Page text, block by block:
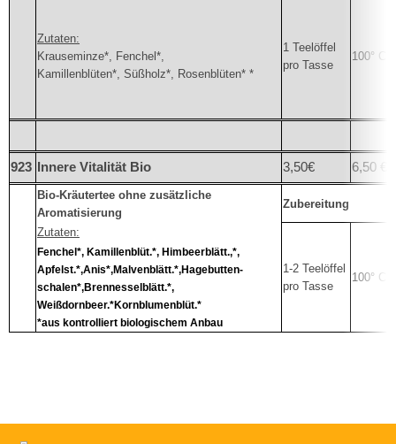
Zutaten:
Krauseminze*, Fenchel*,
Kamillenblüten*, Süßholz*, Rosenblüten* *
1 Teelöffel
pro Tasse
100° C
923 Innere Vitalität Bio 3,50€ 6,50 €
Bio-Kräutertee ohne zusätzliche
Aromatisierung
Zubereitung
Zutaten:
1-2 Teelöffel
pro Tasse
100° C
Fenchel*, Kamillenblüt.*, Himbeerblätt.,*,
Apfelst.*,Anis*,Malvenblätt.*,Hagebutten-
schalen*,Brennesselblätt.*,
Weißdornbeer.*Kornblumenblüt.*
*aus kontrolliert biologischem Anbau